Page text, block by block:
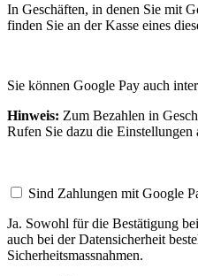
In Geschäften, in denen Sie mit
finden Sie an der Kasse eines
Sie können Google Pay auch
Hinweis: Zum Bezahlen in
Rufen Sie dazu die Einstellungen
Sind Zahlungen mit Google
Ja. Sowohl für die Bestätigung
auch bei der Datensicherheit
Sicherheitsmassnahmen.